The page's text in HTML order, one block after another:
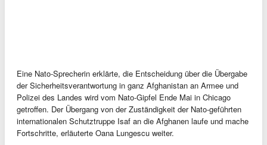
Eine Nato-Sprecherin erklärte, die Entscheidung über die Übergabe
der Sicherheitsverantwortung in ganz Afghanistan an Armee und
Polizei des Landes wird vom Nato-Gipfel Ende Mai in Chicago
getroffen. Der Übergang von der Zuständigkeit der Nato-geführten
internationalen Schutztruppe Isaf an die Afghanen laufe und mache
Fortschritte, erläuterte Oana Lungescu weiter.